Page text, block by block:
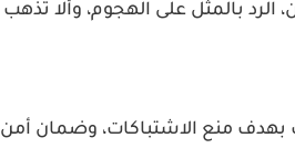
الرد بالمثل على الهجوم، وألا تذهب
بهدف منع الاشتباكات، وضمان أمن